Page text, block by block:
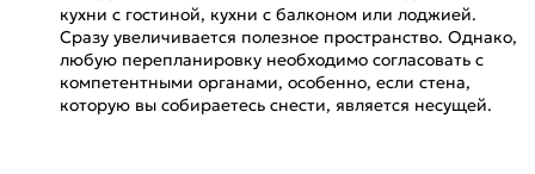
кухни с гостиной, кухни с балконом или лоджией.
Сразу увеличивается полезное пространство. Однако,
любую перепланировку необходимо согласовать с
компетентными органами, особенно, если стена,
которую вы собираетесь снести, является несущей.